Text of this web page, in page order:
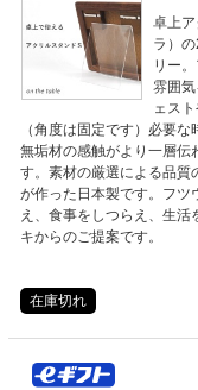
卓上
ラ）
リー
雰囲
ェス
（角度は固定です）必要
無垢材の感触がより一層伝
す。素材の厳選による品質
が作った日本製です。フツ
え、食事をしつらえ、生活
キからのご提案です。
在庫切れ